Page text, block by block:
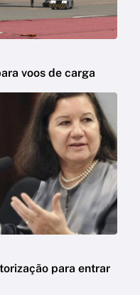
voos de carga
para entrar